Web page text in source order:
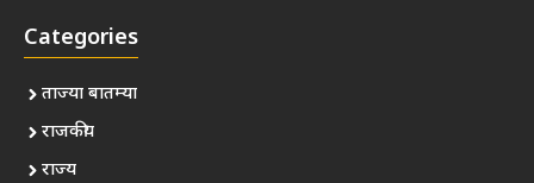
Categories
ताज्या बातम्या
राजकीय
राज्य